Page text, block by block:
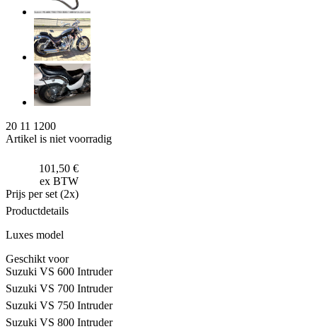
20 11 1200
Artikel is niet voorradig
101,50 €
ex BTW
Prijs per set (2x)
Productdetails
Luxes model
Geschikt voor
Suzuki VS 600 Intruder
Suzuki VS 700 Intruder
Suzuki VS 750 Intruder
Suzuki VS 800 Intruder